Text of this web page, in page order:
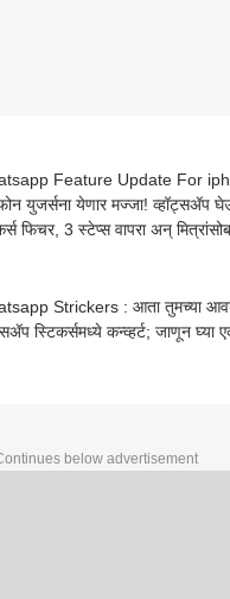
Feature Update For
युजर्सना येणार मज्जा! व्हॉट्सॲप
फिचर, 3 स्टेप्स वापरा अन्
Strickers : आता तुमच्या
स्टिकर्समध्ये कन्व्हर्ट; जाणून घ्या
below advertisement